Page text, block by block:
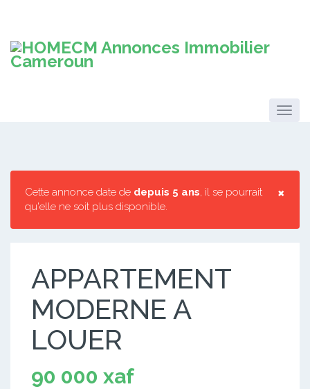
×
Cette annonce date de depuis 5 ans, il se pourrait
qu'elle ne soit plus disponible.
APPARTEMENT
MODERNE A
LOUER
90 000 xaf